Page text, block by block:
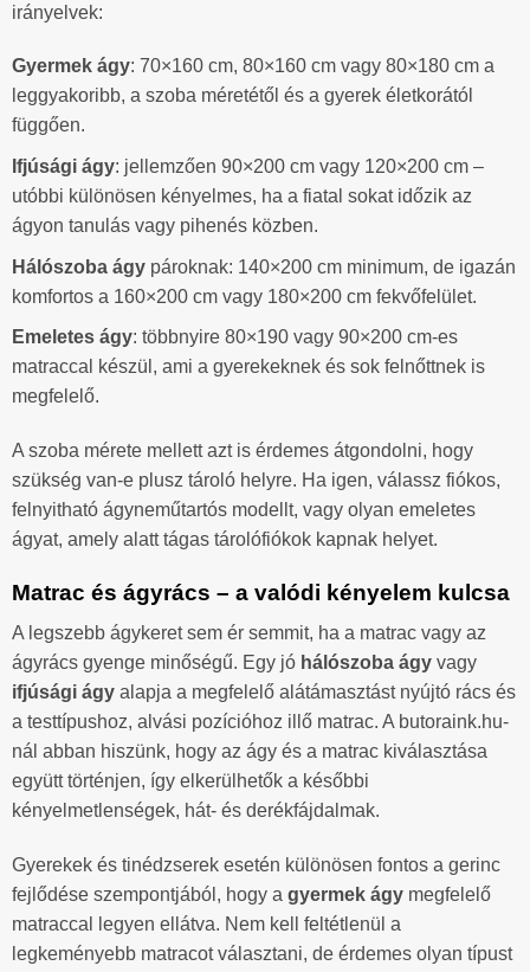
irányelvek:
Gyermek ágy: 70×160 cm, 80×160 cm vagy 80×180 cm a
leggyakoribb, a szoba méretétől és a gyerek életkorától
függően.
Ifjúsági ágy: jellemzően 90×200 cm vagy 120×200 cm –
utóbbi különösen kényelmes, ha a fiatal sokat időzik az
ágyon tanulás vagy pihenés közben.
Hálószoba ágy pároknak: 140×200 cm minimum, de igazán
komfortos a 160×200 cm vagy 180×200 cm fekvőfelület.
Emeletes ágy: többnyire 80×190 vagy 90×200 cm-es
matraccal készül, ami a gyerekeknek és sok felnőttnek is
megfelelő.
A szoba mérete mellett azt is érdemes átgondolni, hogy
szükség van-e plusz tároló helyre. Ha igen, válassz fiókos,
felnyitható ágyneműtartós modellt, vagy olyan emeletes
ágyat, amely alatt tágas tárolófiókok kapnak helyet.
Matrac és ágyrács – a valódi kényelem kulcsa
A legszebb ágykeret sem ér semmit, ha a matrac vagy az
ágyrács gyenge minőségű. Egy jó hálószoba ágy vagy
ifjúsági ágy alapja a megfelelő alátámasztást nyújtó rács és
a testtípushoz, alvási pozícióhoz illő matrac. A butoraink.hu-
nál abban hiszünk, hogy az ágy és a matrac kiválasztása
együtt történjen, így elkerülhetők a későbbi
kényelmetlenségek, hát- és derékfájdalmak.
Gyerekek és tinédzserek esetén különösen fontos a gerinc
fejlődése szempontjából, hogy a gyermek ágy megfelelő
matraccal legyen ellátva. Nem kell feltétlenül a
legkeményebb matracot választani, de érdemes olyan típust